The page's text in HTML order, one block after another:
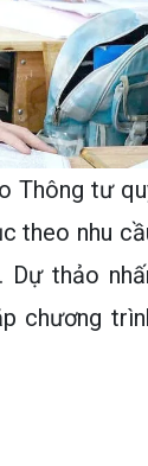
Thông tư
theo nhu
Dự thảo
chương